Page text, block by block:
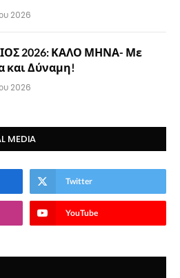
2026
2026: ΚΑΛΟ ΜΗΝΑ- Με
και Δύναμη!
2026
MEDIA
Twitter
YouTube